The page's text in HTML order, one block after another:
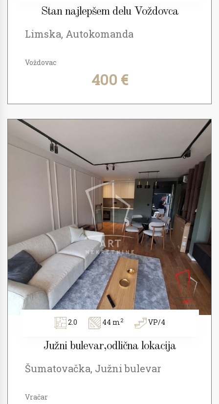
Stan najlepšem delu Voždovca
Limska, Autokomanda
Voždovac
400 €
2.0 44 m2 VP/4
Južni bulevar,odlična lokacija
Šumatovačka, Južni bulevar
Vračar